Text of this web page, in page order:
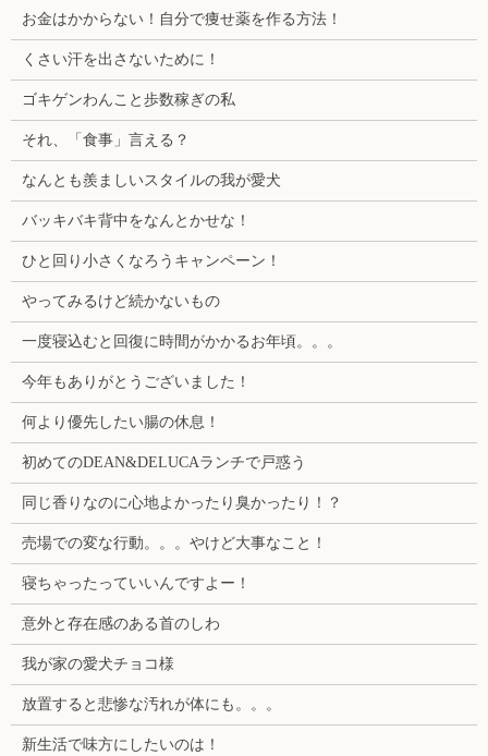
お金はかからない！自分で痩せ薬を作る方法！
くさい汗を出さないために！
ゴキゲンわんこと歩数稼ぎの私
それ、「食事」言える？
なんとも羨ましいスタイルの我が愛犬
バッキバキ背中をなんとかせな！
ひと回り小さくなろうキャンペーン！
やってみるけど続かないもの
一度寝込むと回復に時間がかかるお年頃。。。
今年もありがとうございました！
何より優先したい腸の休息！
初めてのDEAN&DELUCAランチで戸惑う
同じ香りなのに心地よかったり臭かったり！？
売場での変な行動。。。やけど大事なこと！
寝ちゃったっていいんですよー！
意外と存在感のある首のしわ
我が家の愛犬チョコ様
放置すると悲惨な汚れが体にも。。。
新生活で味方にしたいのは！